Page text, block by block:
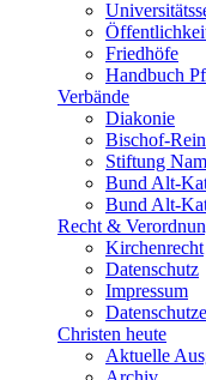
Friedhöfe
Handbuch
Verbände
Diakonie
Bischof-
Stiftung
Bund Alt-
Bund Alt-
Recht &
Kirchenrecht
Datenschutz
Impressum
Christen heute
Aktuelle